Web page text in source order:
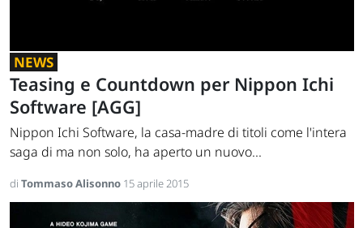
NEWS
Teasing e Countdown per Nippon Ichi
Software [AGG]
Nippon Ichi Software, la casa-madre di titoli come l'intera
saga di ma non solo, ha aperto un nuovo...
di Tommaso Alisonno 15 aprile 2015